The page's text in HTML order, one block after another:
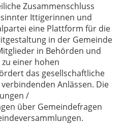
Zusammenschluss
Ittigerinnen und
eine Plattform für die
in der Gemeinde
in Behörden und
einer hohen
das gesellschaftliche
Anlässen. Die
/
über Gemeindefragen